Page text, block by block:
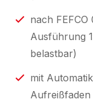
nach FEFCO
Ausführung
belastbar)
mit
Aufreißfaden